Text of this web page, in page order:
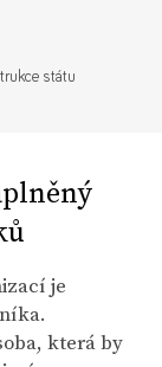
státu
je
která by